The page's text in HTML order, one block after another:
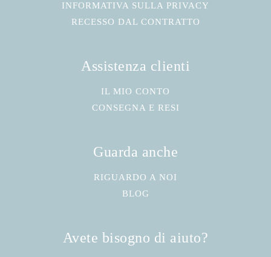
INFORMATIVA SULLA PRIVACY
RECESSO DAL CONTRATTO
Assistenza clienti
IL MIO CONTO
CONSEGNA E RESI
Guarda anche
RIGUARDO A NOI
BLOG
Avete bisogno di aiuto?